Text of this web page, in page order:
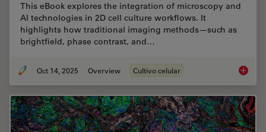
This eBook explores the integration of microscopy and
AI technologies in 2D cell culture workflows. It
highlights how traditional imaging methods—such as
brightfield, phase contrast, and…
Oct 14, 2025 Overview Cultivo celular